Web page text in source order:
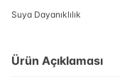
Suya Dayanıklılık
Ürün Açıklaması